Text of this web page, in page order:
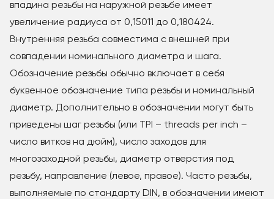
впадина резьбы на наружной резьбе имеет
увеличение радиуса от 0,15011 до 0,180424.
Внутренняя резьба совместима с внешней при
совпадении номинального диаметра и шага.
Обозначение резьбы обычно включает в себя
буквенное обозначение типа резьбы и номинальный
диаметр. Дополнительно в обозначении могут быть
приведены шаг резьбы (или TPI – threads per inch –
число витков на дюйм), число заходов для
многозаходной резьбы, диаметр отверстия под
резьбу, направление (левое, правое). Часто резьбы,
выполняемые по стандарту DIN, в обозначении имеют